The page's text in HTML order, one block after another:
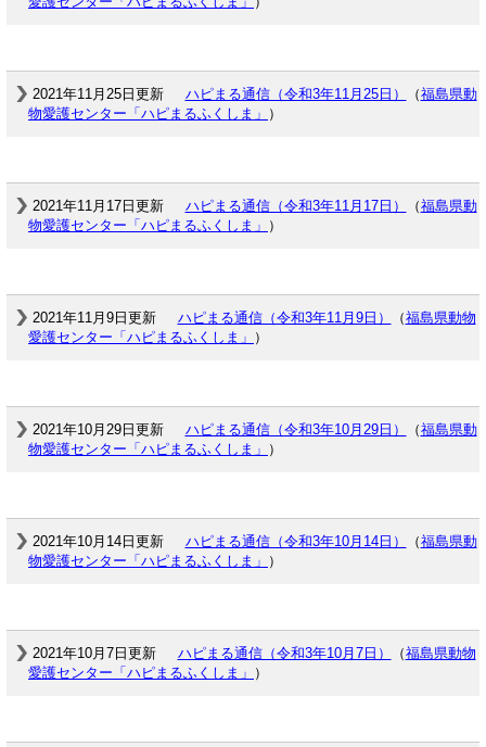
2021年11月25日更新 ハピまる通信（令和3年11月25日） （福島県動
物愛護センター「ハピまるふくしま」 ）
2021年11月17日更新 ハピまる通信（令和3年11月17日） （福島県動
物愛護センター「ハピまるふくしま」 ）
2021年11月9日更新 ハピまる通信（令和3年11月9日） （福島県動物
愛護センター「ハピまるふくしま」 ）
2021年10月29日更新 ハピまる通信（令和3年10月29日） （福島県動
物愛護センター「ハピまるふくしま」 ）
2021年10月14日更新 ハピまる通信（令和3年10月14日） （福島県動
物愛護センター「ハピまるふくしま」 ）
2021年10月7日更新 ハピまる通信（令和3年10月7日） （福島県動物
愛護センター「ハピまるふくしま」 ）